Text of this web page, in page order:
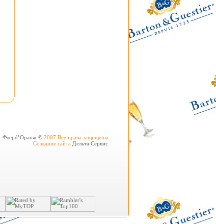
Флерd’Оранж © 2007 Все права защищены
Создание сайта Дельта Сервис